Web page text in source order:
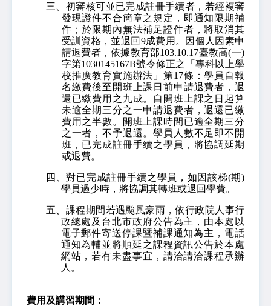
三、初審核可並已完成註冊手續者，若經複審
發現證件不合簡章之規定，即通知限期補
件；於限期內無法補足證件者，將取消其
受訓資格，並退回9成費用。因個人因素申
請退費者，依據教育部103.10.17臺教高(一)
字第1030145167B號令修正之「專科以上學
校推廣教育實施辦法」第17條：學員自報
名繳費後至開班上課日前申請退費者，退
還已繳費用之九成。自開班上課之日起算
未逾全期三分之一申請退費者，退還已繳
費用之半數。開班上課時間已逾全期三分
之一者，不予退還。學員人數不足即不開
班，已完成註冊手續之學員，將協調延期
或退費。
四、對已完成註冊手續之學員，如因該梯(期)
學員過少時，將協調其轉班或退回學費。
五、課程期間若遇颱風豪雨，依行政院人事行
政總處及台北市政府公告為主，由本處以
電子郵件寄送停課暨補課通知為主，電話
通知為輔並將順延之課程資訊公告於本處
網站，若有未盡事宜，請洽請洽課程承辦
人。
費用及講習期間：